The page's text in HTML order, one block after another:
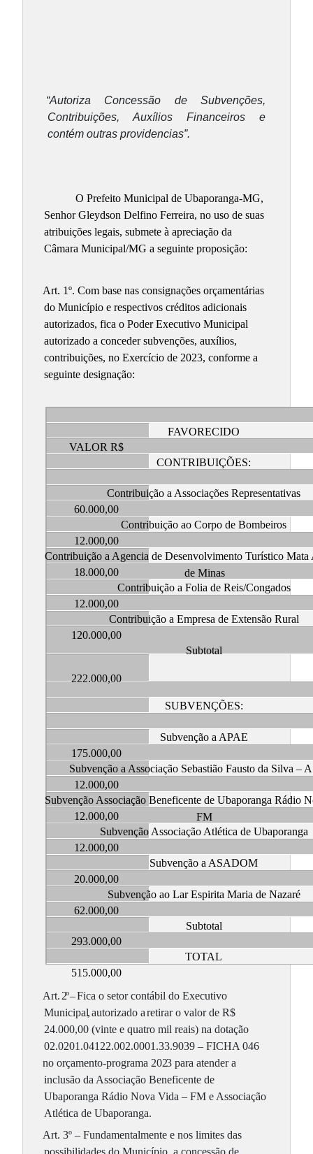
“Autoriza Concessão de Subvenções,
Contribuições, Auxílios Financeiros e
contém outras providencias”.
O Prefeito Municipal de Ubaporanga-MG,
Senhor Gleydson Delfino Ferreira, no uso de suas
atribuições legais, submete à apreciação da
Câmara Municipal/MG a seguinte proposição:
Art. 1º. Com base nas consignações orçamentárias
do Município e respectivos créditos adicionais
autorizados, fica o Poder Executivo Municipal
autorizado a conceder subvenções, auxílios,
contribuições, no Exercício de 2023, conforme a
seguinte designação:
FAVORECIDO
VALOR R$
CONTRIBUIÇÕES:
Contribuição a Associações Representativas
60.000,00
Contribuição ao Corpo de Bombeiros
12.000,00
Contribuição a Agencia de Desenvolvimento Turístico Mata
de Minas
18.000,00
Contribuição a Folia de Reis/Congados
12.000,00
Contribuição a Empresa de Extensão Rural
120.000,00
Subtotal
222.000,00
SUBVENÇÕES:
Subvenção a APAE
175.000,00
Subvenção a Associação Sebastião Fausto da Silva –
12.000,00
Subvenção Associação Beneficente de Ubaporanga Rádio
FM
12.000,00
Subvenção Associação Atlética de Ubaporanga
12.000,00
Subvenção a ASADOM
20.000,00
Subvenção ao Lar Espirita Maria de Nazaré
62.000,00
Subtotal
293.000,00
TOTAL
515.000,00
Art.2º–Fica o setor contábil do Executivo
Municipal,autorizado aretirar o valor de R$
24.000,00 (vinte e quatro mil reais) na dotação
02.0201.04122.002.0001.33.9039 – FICHA 046
no orçamento-programa 2023 para atender a
inclusão da Associação Beneficente de
Ubaporanga Rádio Nova Vida – FM e Associação
Atlética de Ubaporanga.
Art. 3º – Fundamentalmente e nos limites das
possibilidades do Município, a concessão de